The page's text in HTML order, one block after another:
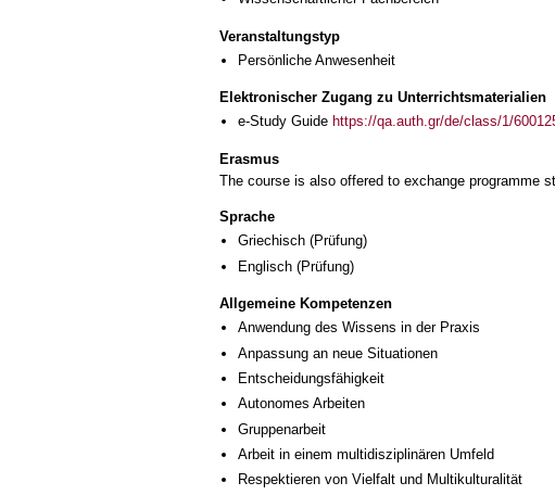
Veranstaltungstyp
Persönliche Anwesenheit
Elektronischer Zugang zu Unterrichtsmaterialien
e-Study Guide https://qa.auth.gr/de/class/1/
Erasmus
The course is also offered to exchange programme
Sprache
Griechisch (Prüfung)
Englisch (Prüfung)
Allgemeine Kompetenzen
Anwendung des Wissens in der Praxis
Anpassung an neue Situationen
Entscheidungsfähigkeit
Autonomes Arbeiten
Gruppenarbeit
Arbeit in einem multidisziplinären Umfeld
Respektieren von Vielfalt und Multikulturalität